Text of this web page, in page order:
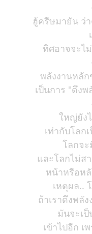
ฮู้ครีษมายัน ว่
ทิศอาจจะไ
พลังงานหลั
เป็นการ "ดึง
ใหญ่ยัง
เท่ากับโลก
โลกจ
และโลกไม่ส
หน้าหรือห
เหตุผล..
ถ้าเราดึงพลั
มันจะเ
เข้าไปอีก เ